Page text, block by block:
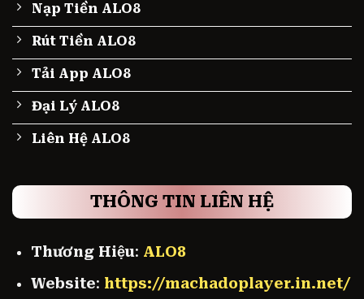
Nạp Tiền ALO8
Rút Tiền ALO8
Tải App ALO8
Đại Lý ALO8
Liên Hệ ALO8
THÔNG TIN LIÊN HỆ
Thương Hiệu: ALO8
Website: https://machadoplayer.in.net/